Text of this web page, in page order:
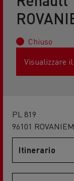
Chiuso
Visualizzare
PL 819
96101
Itinerario